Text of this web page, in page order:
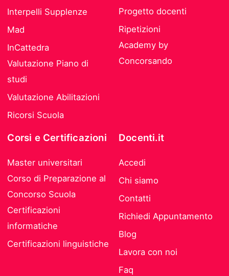
Interpelli Supplenze
Mad
InCattedra
Valutazione Piano di
studi
Valutazione Abilitazioni
Ricorsi Scuola
Progetto docenti
Ripetizioni
Academy by
Concorsando
Corsi e Certificazioni
Master universitari
Corso di Preparazione al
Concorso Scuola
Certificazioni
informatiche
Certificazioni linguistiche
Docenti.it
Accedi
Chi siamo
Contatti
Richiedi Appuntamento
Blog
Lavora con noi
Faq